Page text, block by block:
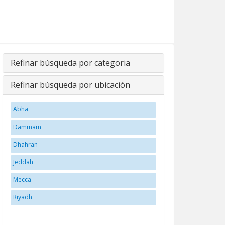
Refinar búsqueda por categoria
Refinar búsqueda por ubicación
Abhā
Dammam
Dhahran
Jeddah
Mecca
Riyadh